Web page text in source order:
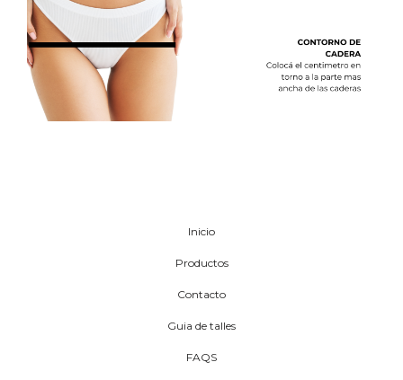
Inicio
Productos
Contacto
Guia de talles
FAQS